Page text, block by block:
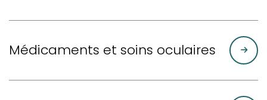
Médicaments et soins oculaires